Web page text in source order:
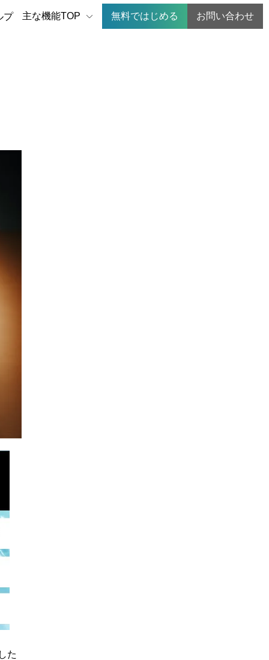
プ 主な機能TOP 無料ではじめる お問い合わせ
た